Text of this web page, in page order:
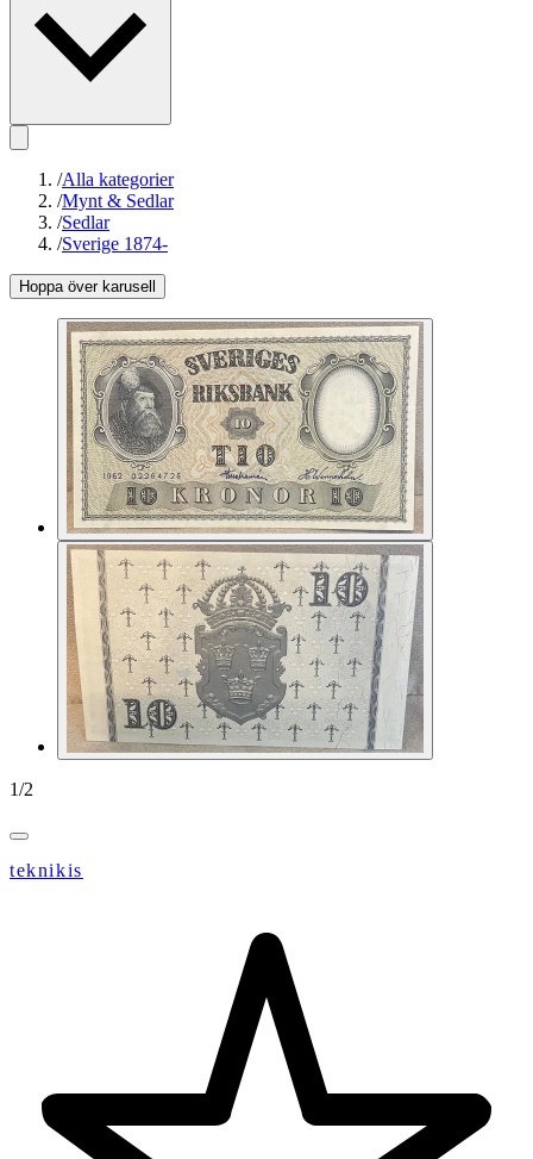
/Alla kategorier
/Mynt & Sedlar
/Sedlar
/Sverige 1874-
Hoppa över karusell
1/2
teknikis